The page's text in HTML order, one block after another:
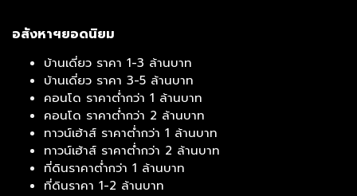
อสังหาฯยอดนิยม
บ้านเดี่ยว ราคา 1-3 ล้านบาท
บ้านเดี่ยว ราคา 3-5 ล้านบาท
คอนโด ราคาต่ำกว่า 1 ล้านบาท
คอนโด ราคาต่ำกว่า 2 ล้านบาท
ทาวน์เฮ้าส์ ราคาต่ำกว่า 1 ล้านบาท
ทาวน์เฮ้าส์ ราคาต่ำกว่า 2 ล้านบาท
ที่ดินราคาต่ำกว่า 1 ล้านบาท
ที่ดินราคา 1-2 ล้านบาท